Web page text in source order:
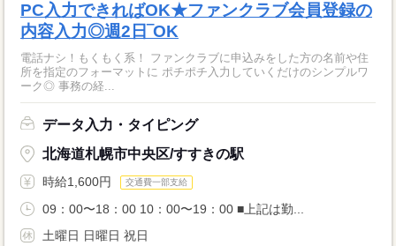
PC入力できればOK★ファンクラブ会員登録の
内容入力◎週2日‾OK
電話ナシ！もくもく系！ ファンクラブに申込みをした方の名前や住
所を指定のフォーマットに ポチポチ入力していくだけのシンプルワ
ーク◎ 事務の経...
データ入力・タイピング
北海道札幌市中央区/すすきの駅
時給1,600円 交通費一部支給
09：00〜18：00 10：00〜19：00 ■上記は勤...
土曜日 日曜日 祝日